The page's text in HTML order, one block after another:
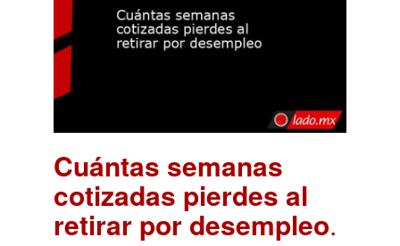
Cuántas semanas
cotizadas pierdes al
retirar por desempleo.